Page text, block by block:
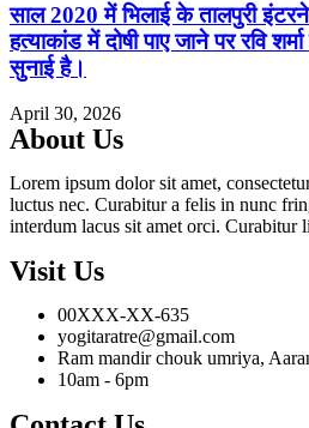
साल 2020 में भिलाई के तालपुरी
हत्याकांड में दोषी पाए जाने पर रवि
सुनाई है।
April 30, 2026
About Us
Lorem ipsum dolor sit amet,
luctus nec. Curabitur a felis in nunc
interdum lacus sit amet orci. Curabitur
Visit Us
00XXX-XX-635
yogitaratre@gmail.com
Ram mandir chouk umriya,
10am - 6pm